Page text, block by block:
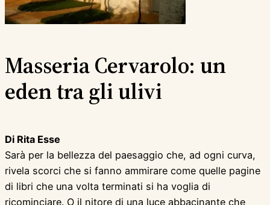
Masseria Cervarolo: un
eden tra gli ulivi
Di Rita Esse
Sarà per la bellezza del paesaggio che, ad ogni curva,
rivela scorci che si fanno ammirare come quelle pagine
di libri che una volta terminati si ha voglia di
ricominciare. O il nitore di una luce abbacinante che